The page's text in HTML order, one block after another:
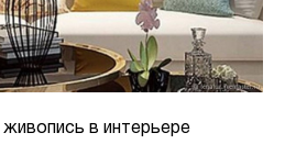
в интерьере